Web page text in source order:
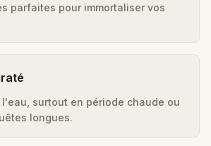
parfaites pour immortaliser vos
l'eau, surtout en période chaude ou
longues.